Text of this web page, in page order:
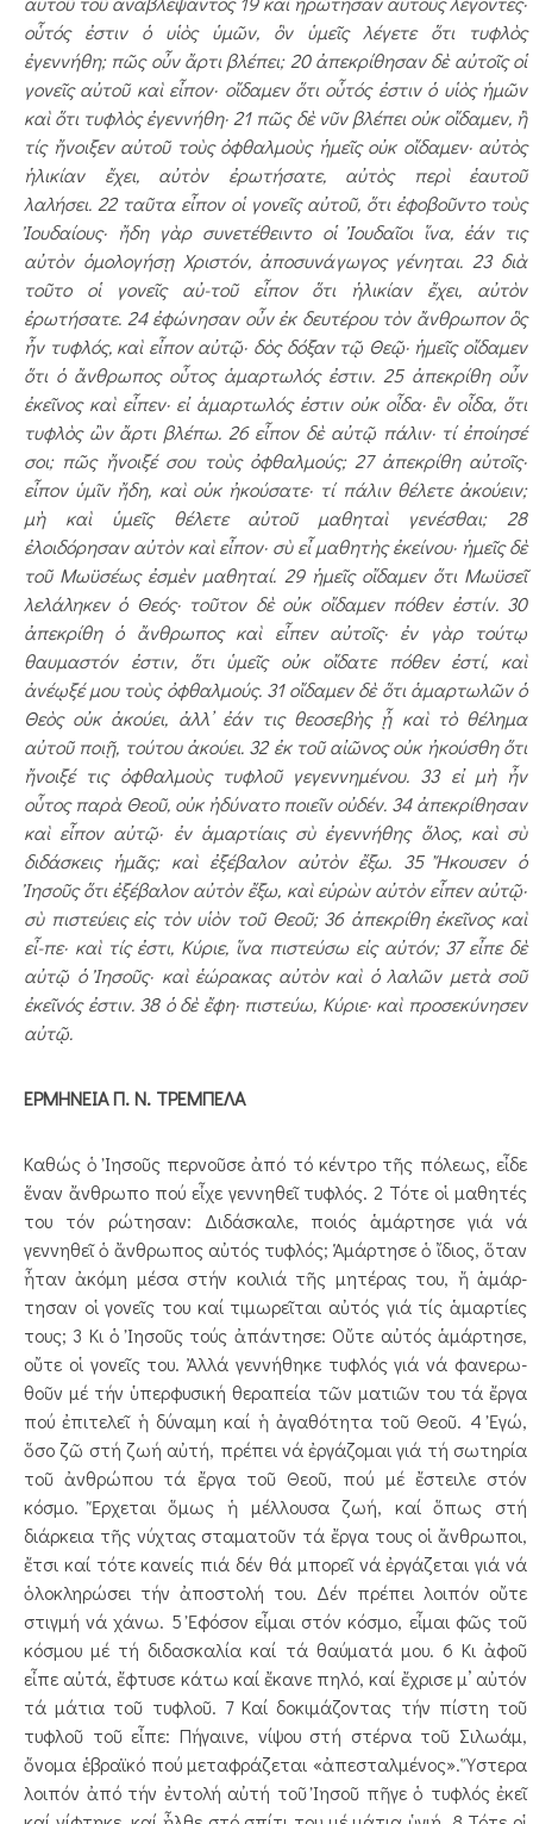
οὗτός ἐστιν ὁ υἱὸς ὑμῶν, ὃν ὑμεῖς λέγετε ὅτι τυφλὸς
ἐγεννήθη; πῶς οὖν ἄρτι βλέπει; 20 ἀπεκρίθησαν δὲ αὐτοῖς οἱ
γονεῖς αὐτοῦ καὶ εἶπον· οἴδαμεν ὅτι οὗτός ἐστιν ὁ υἱὸς ἡμῶν
καὶ ὅτι τυφλὸς ἐγεννήθη· 21 πῶς δὲ νῦν βλέπει οὐκ οἴδαμεν, ἢ
τίς ἤνοιξεν αὐτοῦ τοὺς ὀφθαλμοὺς ἡμεῖς οὐκ οἴδαμεν· αὐτὸς
ἡλικίαν ἔχει, αὐτὸν ἐρωτήσατε, αὐτὸς περὶ ἑαυτοῦ
λαλήσει. 22 ταῦτα εἶπον οἱ γονεῖς αὐτοῦ, ὅτι ἐφοβοῦντο τοὺς
Ἰουδαίους· ἤδη γὰρ συν­ετέθειντο οἱ Ἰουδαῖοι ἵνα, ἐάν τις
αὐτὸν ὁμολογήσῃ Χριστόν, ἀποσυνάγωγος γέ­νη­ται. 23 διὰ
τοῦτο οἱ γονεῖς αὐ­-τοῦ εἶπον ὅτι ἡλικίαν ἔχει, αὐτὸν
ἐρωτήσατε. 24 ἐφώνησαν οὖν ἐκ δευτέρου τὸν ἄνθρωπον ὃς
ἦν τυφλός, καὶ εἶπον αὐτῷ· δὸς δόξαν τῷ Θεῷ· ἡμεῖς οἴδαμεν
ὅτι ὁ ἄνθρωπος οὗτος ἁμαρτωλός ἐστιν. 25 ἀπεκρίθη οὖν
ἐκεῖνος καὶ εἶπεν· εἰ ἁμαρτωλός ἐστιν οὐκ οἶδα· ἓν οἶδα, ὅτι
τυφλὸς ὢν ἄρτι βλέπω. 26 εἶπον δὲ αὐτῷ πάλιν· τί ἐποίησέ
σοι; πῶς ἤνοιξέ σου τοὺς ὀφθαλμούς; 27 ἀπεκρίθη αὐτοῖς·
εἶπον ὑμῖν ἤδη, καὶ οὐκ ἠκούσα­τε· τί πάλιν θέλετε ἀκούειν;
μὴ καὶ ὑμεῖς θέλετε αὐτοῦ μαθηταὶ γενέσθαι; 28
ἐλοιδόρησαν αὐτὸν καὶ εἶπον· σὺ εἶ μαθητὴς ἐκεί­νου· ἡμεῖς δὲ
τοῦ Μωϋ­σέως ἐσμὲν μαθηταί. 29 ἡμεῖς οἴδαμεν ὅτι Μωϋ­σεῖ
λελάληκεν ὁ Θεός· τοῦ­τον δὲ οὐκ οἴδαμεν πόθεν ἐστίν. 30
ἀπεκρίθη ὁ ἄνθρωπος καὶ εἶπεν αὐτοῖς· ἐν γὰρ τούτῳ
θαυμαστόν ἐστιν, ὅ­τι ὑμεῖς οὐκ οἴδατε πόθεν ἐστί, καὶ
ἀνέῳξέ μου τοὺς ὀφθαλμούς. 31 οἴδαμεν δὲ ὅτι ἁμαρτω­λῶν ὁ
Θεὸς οὐκ ἀκούει, ἀλλ’ ἐάν τις θεοσεβὴς ᾖ καὶ τὸ θέλημα
αὐτοῦ ποιῇ, τούτου ἀκούει. 32 ἐκ τοῦ αἰῶνος οὐκ ἠκού­σθη ὅτι
ἤνοιξέ τις ὀφθαλ­μοὺς τυφλοῦ γεγεννημένου. 33 εἰ μὴ ἦν
οὗτος παρὰ Θεοῦ, οὐκ ἠδύνατο ποιεῖν οὐδέν. 34 ἀπεκρίθησαν
καὶ εἶπον αὐτῷ· ἐν ἁμαρτίαις σὺ ἐγεν­νήθης ὅλος, καὶ σὺ
διδάσκεις ἡμᾶς; καὶ ἐξέβαλον αὐτὸν ἔξω. 35 Ἤκουσεν ὁ
Ἰησοῦς ὅτι ἐξέβαλον αὐτὸν ἔξω, καὶ εὑ­ρὼν αὐτὸν εἶπεν αὐτῷ·
σὺ πιστεύεις εἰς τὸν υἱὸν τοῦ Θεοῦ; 36 ἀπεκρίθη ἐκεῖνος καὶ
εἶ-πε· καὶ τίς ἐστι, Κύριε, ἵνα πιστεύσω εἰς αὐτόν; 37 εἶπε δὲ
αὐτῷ ὁ Ἰησοῦς· καὶ ἑώρακας αὐτὸν καὶ ὁ λα­λῶν μετὰ σοῦ
ἐκεῖνός ἐστιν. 38 ὁ δὲ ἔφη· πιστεύω, Κύριε· καὶ προσεκύνησεν
αὐ­τῷ.
ΕΡΜΗΝΕΙΑ Π. Ν. ΤΡΕΜΠΕΛΑ
Καθώς ὁ Ἰησοῦς περνοῦσε ἀπό τό κέντρο τῆς πόλε­ως, εἶδε
ἕναν ἄνθρωπο πού εἶχε γεννηθεῖ τυφλός. 2 Τότε οἱ μαθητές
του τόν ρώτησαν: Διδάσκαλε, ποιός ἁμάρτησε γιά νά
γεννηθεῖ ὁ ἄν­θρω­­πος αὐτός τυφλός; Ἁμάρ­τησε ὁ ἴδιος, ὅταν
ἦταν ἀκόμη μέσα στήν κοι­λιά τῆς μητέρας του, ἤ ἁμάρ­
τησαν οἱ γονεῖς του καί τιμω­ρεῖ­ται αὐτός γιά τίς ἁμαρτίες
τους; 3 Κι ὁ Ἰησοῦς τούς ἀπάντησε: Οὔτε αὐτός ἁμάρτησε,
οὔτε οἱ γονεῖς του. Ἀλλά γεννήθηκε τυφλός γιά νά φα­­νε­­­ρω­
θοῦν μέ τήν ὑπερφυσική θεραπεία τῶν ματιῶν του τά ἔργα
πού ἐπιτελεῖ ἡ δύναμη καί ἡ ἀγα­θό­­τητα τοῦ Θε­οῦ. 4 Ἐγώ,
ὅσο ζῶ στή ζωή αὐτή, πρέπει νά ἐρ­γά­ζομαι γιά τή σωτηρία
τοῦ ἀνθρώπου τά ἔργα τοῦ Θεοῦ, πού μέ ἔστειλε στόν
κόσμο. Ἔρχεται ὅμως ἡ μέλλουσα ζω­ή, καί ὅπως στή
διάρκεια τῆς νύχτας στα­μα­­­τοῦν τά ἔρ­­γα τους οἱ ἄνθρωποι,
ἔτσι καί τότε κα­νείς πιά δέν θά μπορεῖ νά ἐργάζεται γιά νά
ὁλο­κληρώσει τήν ἀπο­­­στο­­λή του. Δέν πρέπει λοιπόν οὔτε
στιγ­­μή νά χά­νω. 5 Ἐφόσον εἶμαι στόν κόσμο, εἶμαι φῶς τοῦ
κόσμου μέ τή διδασκαλία καί τά θαύματά μου. 6 Κι ἀφοῦ
εἶπε αὐτά, ἔφτυσε κάτω καί ἔκανε πηλό, καί ἔχρισε μ’ αὐτόν
τά μάτια τοῦ τυφλοῦ. 7 Καί δοκιμάζοντας τήν πίστη τοῦ
τυφλοῦ τοῦ εἶπε: Πήγαινε, νίψου στή στέρνα τοῦ Σιλωάμ,
ὄνομα ἑβραϊκό πού μεταφράζεται «ἀπεσταλμένος». Ὕστερα
λοιπόν ἀπό τήν ἐντολή αὐτή τοῦ Ἰησοῦ πῆγε ὁ τυφλός ἐκεῖ